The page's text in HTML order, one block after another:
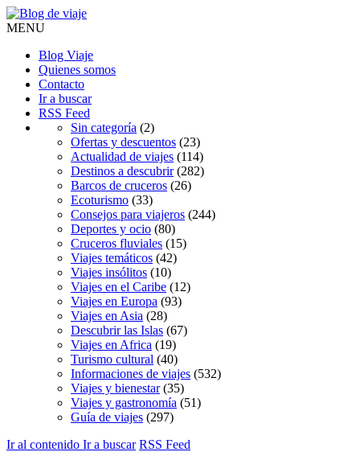
MENU
Blog Viaje
Quienes somos
Contacto
Ir a buscar
RSS Feed
Sin categoría (2)
Ofertas y descuentos (23)
Actualidad de viajes (114)
Destinos a descubrir(282)
Barcos de cruceros (26)
Ecoturismo (33)
Consejos para viajeros (244)
Deportes y ocio (80)
Cruceros fluviales (15)
Viajes temáticos (42)
Viajes insólitos (10)
Viajes en el Caribe (12)
Viajes en Europa (93)
Viajes en Asia (28)
Descubrir las Islas (67)
Viajes en Africa (19)
Turismo cultural (40)
Informaciones de viajes (532)
Viajes y bienestar(35)
Viajes y gastronomía (51)
Guía de viajes (297)
Ir al contenido Ir a buscar RSS Feed